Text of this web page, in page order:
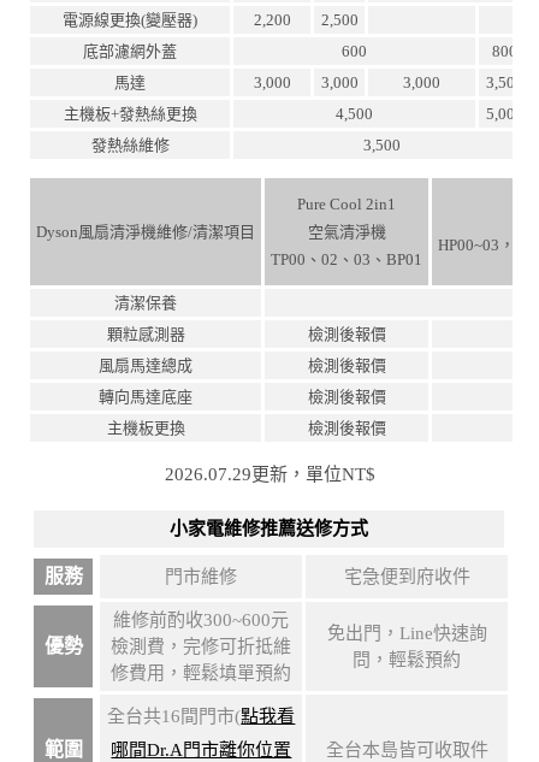
電源線更換(變壓器)
2,200
2,500
底部濾網外蓋
600
800
馬達
3,000 3,000 3,000
3,500
主機板+發熱絲更換
4,500
5,000
發熱絲維修
3,500
Dyson風扇清淨機維修/清潔項目
Pure Cool 2in1
空氣清淨機
TP00、02、03、BP01
HP00~03，
清潔保養
顆粒感測器
檢測後報價
風扇馬達總成
檢測後報價
轉向馬達底座
檢測後報價
主機板更換
檢測後報價
2026.07.29更新，單位NT$
小家電維修推薦送修方式
服務 門市維修 宅急便到府收件
優勢
維修前酌收300~600元
檢測費，完修可折抵維
修費用，輕鬆填單預約
免出門，Line快速詢
問，輕鬆預約
範圍
全台共16間門市(點我看
哪間Dr.A門市離你位置
全台本島皆可收取件